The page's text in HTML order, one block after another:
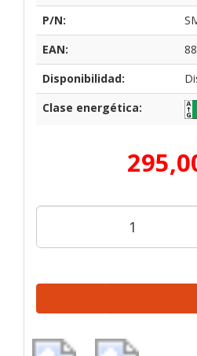
P/N:
EAN:
Disponibilidad:
Clase energética: